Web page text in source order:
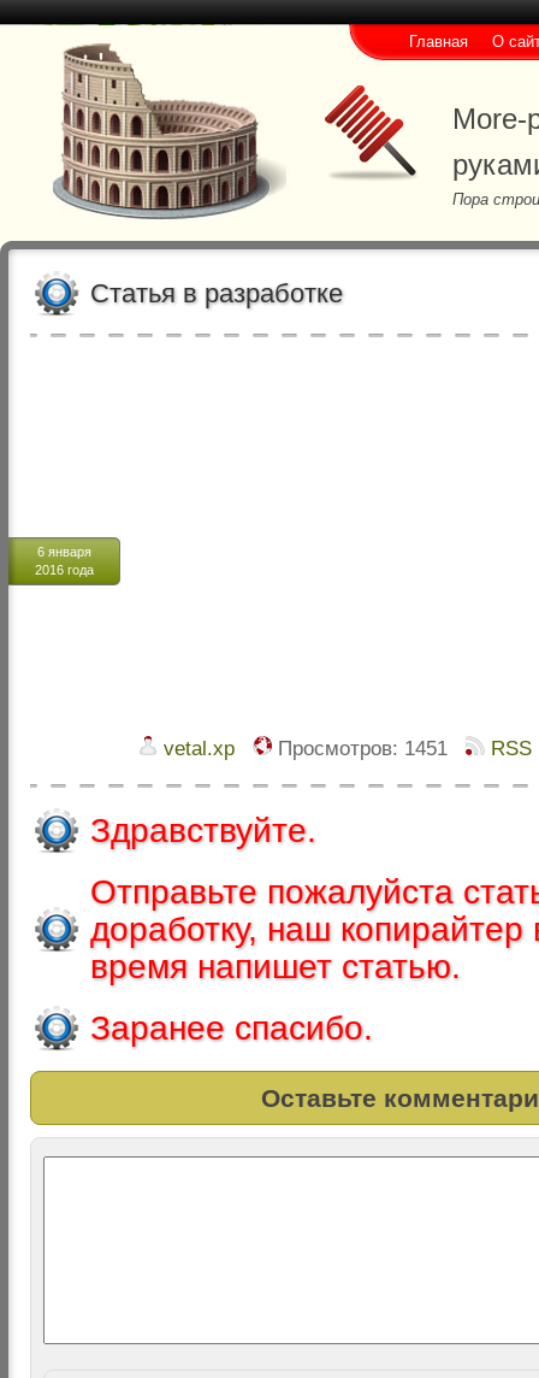
More-
Пора
Главная О
Статья в разработке
6 января
2016 года
vetal.xp Просмотров: 1451 RSS
Здравствуйте.
Отправьте пожалуйста
доработку, наш
время напишет статью.
Заранее спасибо.
Оставьте